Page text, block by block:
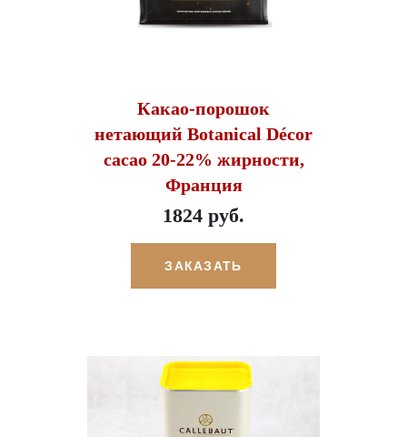
Какао-порошок
нетающий Botanical Décor
cacao 20-22% жирности,
Франция
1824 руб.
ЗАКАЗАТЬ